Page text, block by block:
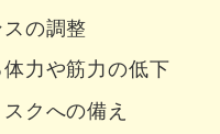
の調整
力や筋力の低下
クへの備え